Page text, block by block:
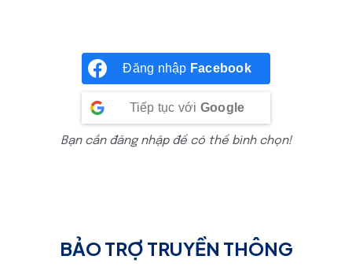
Đăng nhập Facebook
Tiếp tục với Google
Bạn cần đăng nhập để có thể bình chọn!
BẢO TRỢ TRUYỀN THÔNG